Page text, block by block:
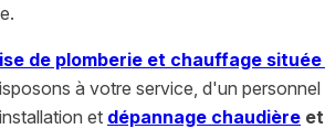
de plomberie et chauffage
à votre service, d'un
et dépannage chaudière